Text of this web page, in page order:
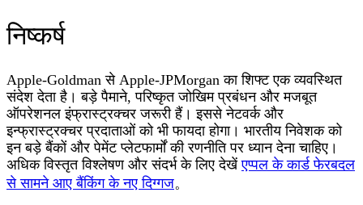
निष्कर्ष
Apple‑Goldman से Apple‑JPMorgan का शिफ्ट एक व्यवस्थित
संदेश देता है। बड़े पैमाने, परिष्कृत जोखिम प्रबंधन और मजबूत
ऑपरेशनल इंफ्रास्ट्रक्चर जरूरी हैं। इससे नेटवर्क और
इन्फ्रास्ट्रक्चर प्रदाताओं को भी फायदा होगा। भारतीय निवेशक को
इन बड़े बैंकों और पेमेंट प्लेटफार्मों की रणनीति पर ध्यान देना चाहिए।
अधिक विस्तृत विश्लेषण और संदर्भ के लिए देखेंएप्पल के कार्ड फेरबदल
से सामने आए बैंकिंग के नए दिग्गज。